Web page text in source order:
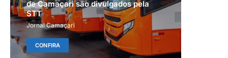
de Camaçari são divulgados pela
STT
Jornal Camaçari
CONFIRA